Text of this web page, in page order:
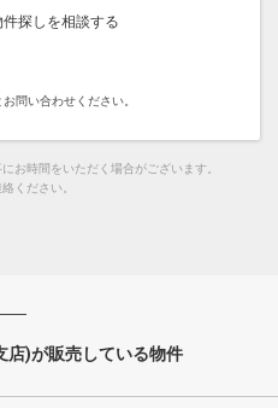
探しを相談する
問い合わせください。
お時間をいただく場合がございます。
ください。
店)が販売している物件